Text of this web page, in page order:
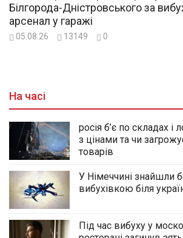
Білгорода-Дністровського за
арсенал у гаражі
05.08.26 13149 0
На часі
росія б’є по складах і
з цінами та чи
товарів
У Німеччині знайшли
вибухівкою біля
Під час вибуху у